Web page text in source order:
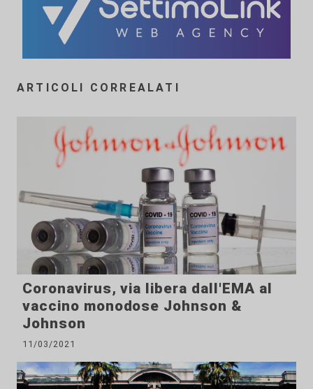
ARTICOLI CORREALATI
Coronavirus, via libera dall'EMA al
vaccino monodose Johnson &
Johnson
11/03/2021